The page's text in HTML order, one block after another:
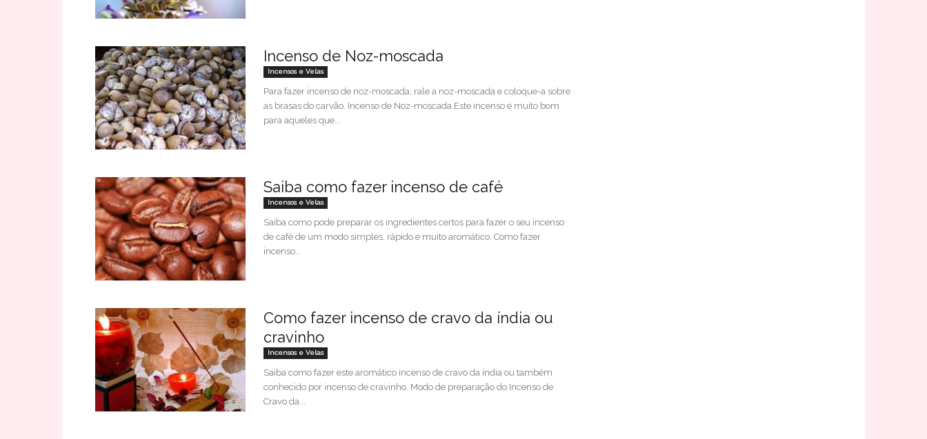
Incenso de Noz-moscada
Incensos e Velas
Para fazer incenso de noz-moscada, rale a noz-moscada e coloque-a sobre
as brasas do carvão. Incenso de Noz-moscada Este incenso é muito bom
para aqueles que...
Saiba como fazer incenso de café
Incensos e Velas
Saiba como pode preparar os ingredientes certos para fazer o seu incenso
de café de um modo simples, rápido e muito aromático. Como fazer
incenso...
Como fazer incenso de cravo da índia ou
cravinho
Incensos e Velas
Saiba como fazer este aromático incenso de cravo da índia ou também
conhecido por incenso de cravinho. Modo de preparação do Incenso de
Cravo da...